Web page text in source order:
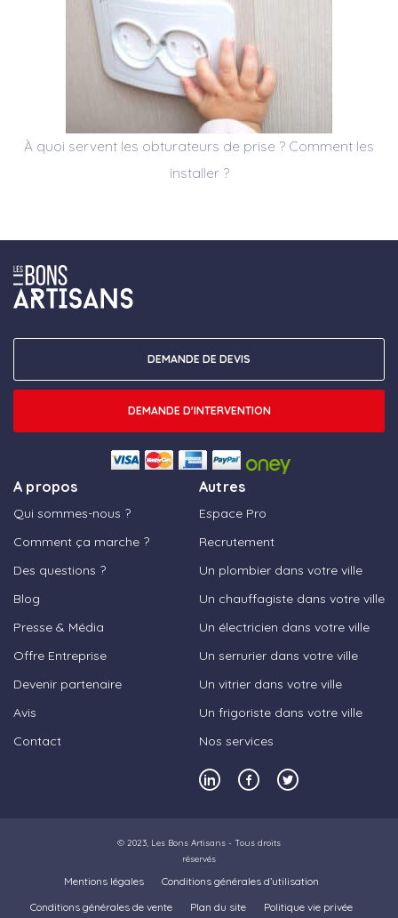
À quoi servent les obturateurs de prise ? Comment les
installer ?
A propos
Qui sommes-nous ?
Comment ça marche ?
Des questions ?
Blog
Presse & Média
Offre Entreprise
Devenir partenaire
Avis
Contact
Autres
Espace Pro
Recrutement
Un plombier dans votre ville
Un chauffagiste dans votre ville
Un électricien dans votre ville
Un serrurier dans votre ville
Un vitrier dans votre ville
Un frigoriste dans votre ville
Nos services
DEMANDE DE DEVIS
DEMANDE D'INTERVENTION
© 2023, Les Bons Artisans - Tous droits
réservés
Mentions légales
Conditions générales d’utilisation
Conditions générales de vente
Plan du site Politique vie privée